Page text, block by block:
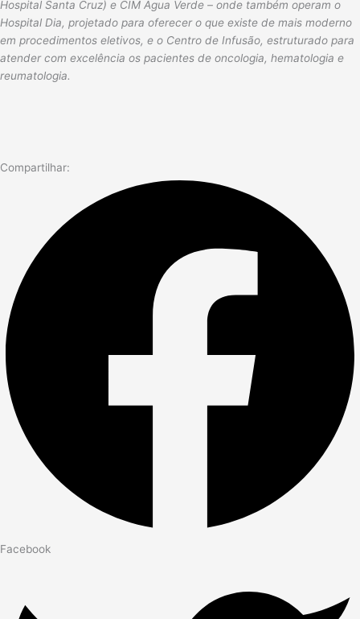
Hospital Santa Cruz) e CIM Água Verde – onde também operam o
Hospital Dia, projetado para oferecer o que existe de mais moderno
em procedimentos eletivos, e o Centro de Infusão, estruturado para
atender com excelência os pacientes de oncologia, hematologia e
reumatologia.
Compartilhar:
Facebook